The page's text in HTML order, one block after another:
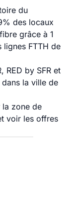
du
des locaux
grâce à 1
FTTH de
RED by SFR et
la ville de
la zone de
voir les offres